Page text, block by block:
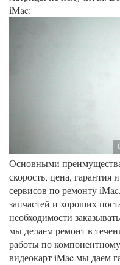
iMac:
Основными
скорость, цена, гарантия
сервисов по ремонту
запчастей и хороших
необходимости
мы делаем ремонт в
работы по
видеокарт iMac мы даем